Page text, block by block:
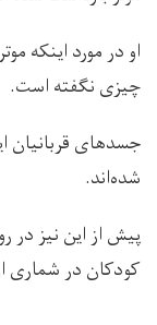
او در مورد اینکه
چیزی نگفته است.
جسد‌های قربانیان
شده‌اند.
پیش از این نیز در
کودکان در شماری